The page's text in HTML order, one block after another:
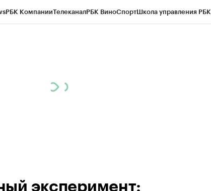
РБК КомпанииТелеканалРБК ВиноСпортШкола управления РБК
эксперимент: